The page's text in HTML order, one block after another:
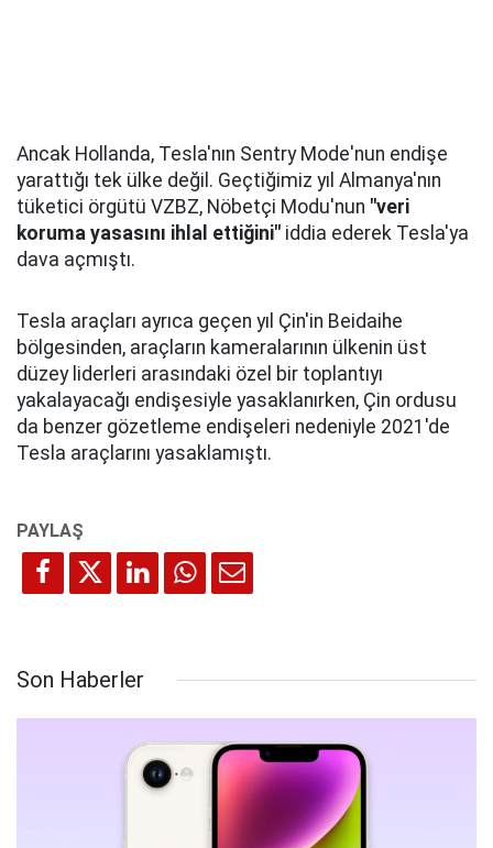
Ancak Hollanda, Tesla'nın Sentry Mode'nun endişe
yarattığı tek ülke değil. Geçtiğimiz yıl Almanya'nın
tüketici örgütü VZBZ, Nöbetçi Modu'nun "veri
koruma yasasını ihlal ettiğini" iddia ederek Tesla'ya
dava açmıştı.
Tesla araçları ayrıca geçen yıl Çin'in Beidaihe
bölgesinden, araçların kameralarının ülkenin üst
düzey liderleri arasındaki özel bir toplantıyı
yakalayacağı endişesiyle yasaklanırken, Çin ordusu
da benzer gözetleme endişeleri nedeniyle 2021'de
Tesla araçlarını yasaklamıştı.
Son Haberler